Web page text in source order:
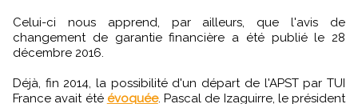
Celui-ci nous apprend, par ailleurs, que l'avis de
changement de garantie financière a été publié le 28
décembre 2016.
Déjà, fin 2014, la possibilité d'un départ de l'APST par TUI
France avait été évoquée. Pascal de Izaguirre, le président